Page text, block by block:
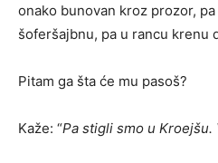
onako bunovan kroz prozor,
šoferšajbnu, pa u rancu krenu
Pitam ga šta će mu pasoš?
Kaže: “Pa stigli smo u Kroejšu.